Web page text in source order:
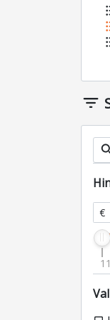
filter_list
€